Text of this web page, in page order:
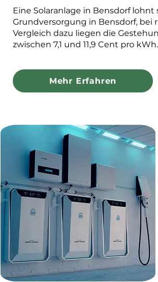
Eine Solaranlage in Bensdorf
Grundversorgung in Bensdorf, bei
Vergleich dazu liegen die
zwischen 7,1 und 11,9 Cent pro kWh.
Mehr Erfahren